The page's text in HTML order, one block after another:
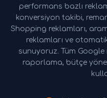
performans bazlı
konversiyon takibi,
Shopping reklamları,
reklamları ve
sunuyoruz. Tüm
raporlama, bütçe